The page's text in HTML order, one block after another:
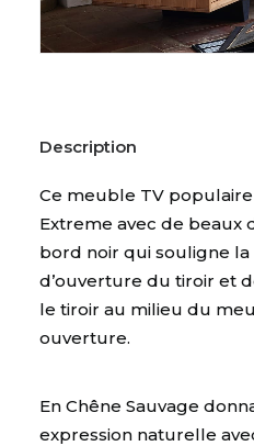
Description
Ce meuble TV
Extreme avec de beaux
bord noir qui souligne
d’ouverture du tiroir et
le tiroir au milieu du
ouverture.
En Chêne Sauvage
expression naturelle